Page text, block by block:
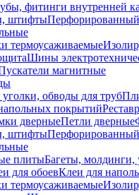
фитинги внутренней
штифты
термоусаживаемые
Шины
магнитные
обводы для труб
покрытий
дверныеПетли дверные
штифты
плитыБагеты, молдинги,
для обоевКлеи для
термоусаживаемые